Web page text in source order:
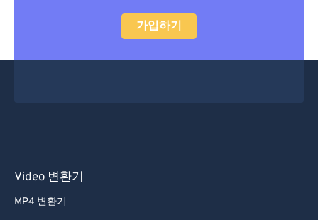
가입하기
Video 변환기
MP4 변환기